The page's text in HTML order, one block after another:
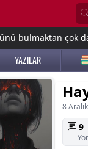
bulmaktan çok
YAZILAR
8
9